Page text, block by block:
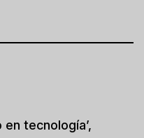
en tecnología’,